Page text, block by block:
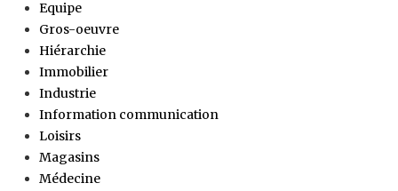
Equipe
Gros-oeuvre
Hiérarchie
Immobilier
Industrie
Information communication
Loisirs
Magasins
Médecine